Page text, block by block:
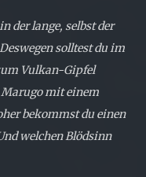
der lange, selbst der
solltest du im
Vulkan-Gipfel
mit einem
bekommst du einen
welchen Blödsinn